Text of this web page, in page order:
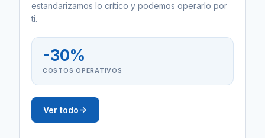
estandarizamos lo crítico y podemos operarlo por
ti.
-30%
COSTOS OPERATIVOS
Ver todo